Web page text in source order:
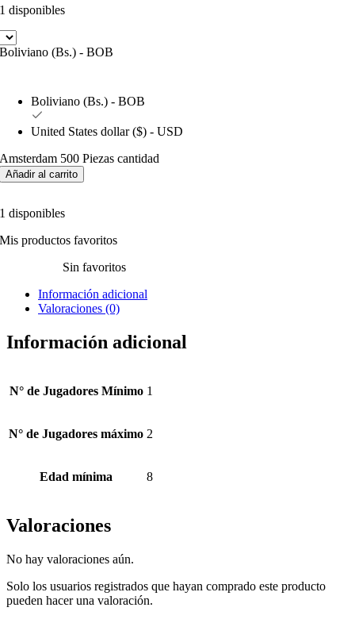
1 disponibles
Boliviano (Bs.) - BOB
Boliviano (Bs.) - BOB
United States dollar ($) - USD
Amsterdam 500 Piezas cantidad
Añadir al carrito
1 disponibles
Mis productos favoritos
Sin favoritos
Información adicional
Valoraciones (0)
Información adicional
N° de Jugadores Mínimo 1
N° de Jugadores máximo 2
Edad mínima 8
Valoraciones
No hay valoraciones aún.
Solo los usuarios registrados que hayan comprado este producto
pueden hacer una valoración.